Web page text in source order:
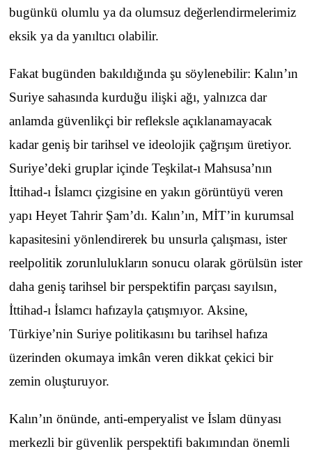
bugünkü olumlu ya da olumsuz değerlendirmelerimiz
eksik ya da yanıltıcı olabilir.
Fakat bugünden bakıldığında şu söylenebilir: Kalın’ın
Suriye sahasında kurduğu ilişki ağı, yalnızca dar
anlamda güvenlikçi bir refleksle açıklanamayacak
kadar geniş bir tarihsel ve ideolojik çağrışım üretiyor.
Suriye’deki gruplar içinde Teşkilat-ı Mahsusa’nın
İttihad-ı İslamcı çizgisine en yakın görüntüyü veren
yapı Heyet Tahrir Şam’dı. Kalın’ın, MİT’in kurumsal
kapasitesini yönlendirerek bu unsurla çalışması, ister
reelpolitik zorunlulukların sonucu olarak görülsün ister
daha geniş tarihsel bir perspektifin parçası sayılsın,
İttihad-ı İslamcı hafızayla çatışmıyor. Aksine,
Türkiye’nin Suriye politikasını bu tarihsel hafıza
üzerinden okumaya imkân veren dikkat çekici bir
zemin oluşturuyor.
Kalın’ın önünde, anti-emperyalist ve İslam dünyası
merkezli bir güvenlik perspektifi bakımından önemli